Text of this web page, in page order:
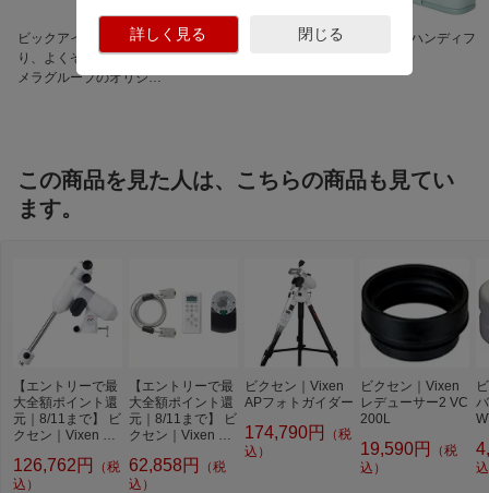
詳しく見る 閉じる
ビックアイデア 良いよ
り、よくぞ。 ビックカ
メラグループのオリジナ
話題の保冷剤が勢ぞろ
い！
暑さ対策に ハンディフ
この商品を見た人は、こちらの商品も見てい
ます。
【エントリーで最
大全額ポイント還
元｜8/11まで】 ビ
クセン｜Vixen AP
ウント[APSMマウ
ント]
126,762円
（税
込）
【エントリーで最
大全額ポイント還
元｜8/11まで】 ビ
クセン｜Vixen 赤
ールSBOセット
62,858円
（税
込）
ビクセン｜Vixen
APフォトガイダー
174,790円
（税
込）
ビクセン｜Vixen
レデューサー2 VC
200L
19,590円
（税
込）